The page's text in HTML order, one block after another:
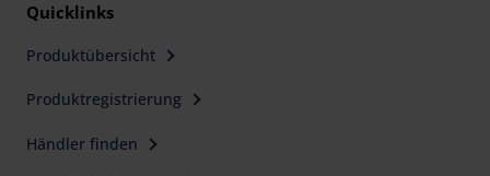
Quicklinks
Produktübersicht
Produktregistrierung
Händler finden